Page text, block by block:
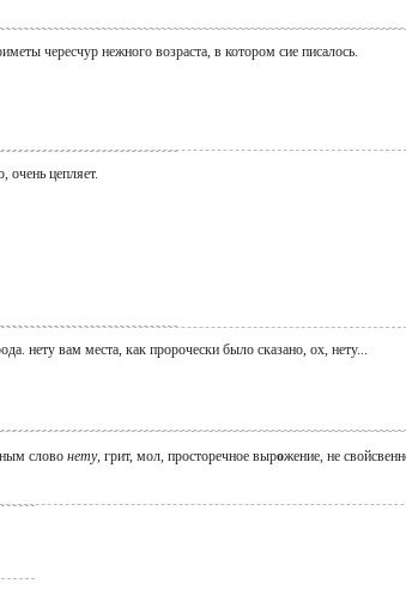
чересчур нежного возраста, в котором сие писалось.
очень цепляет.
нету вам места, как пророчески было сказано, ох, нету...
слово нету, грит, мол, просторечное вырожение, не